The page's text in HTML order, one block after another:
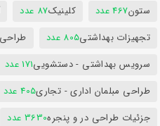
ستون467 عدد کلینیک87 عدد
تجهیزات بهداشتی805 عدد
سرویس بهداشتی - دستشویی171 عدد
طراحی مبلمان اداری - تجاری405 عدد
جزئیات طراحی در و پنجره3630 عدد